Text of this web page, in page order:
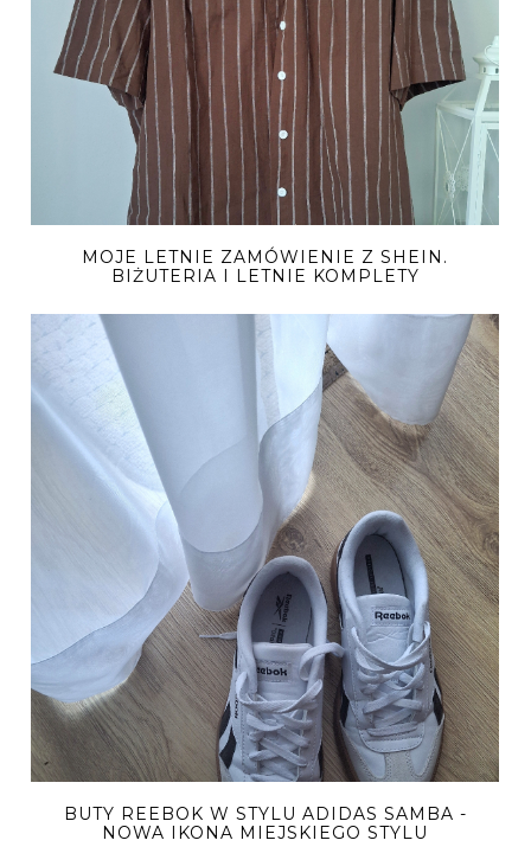
MOJE LETNIE ZAMÓWIENIE Z SHEIN.
BIŻUTERIA I LETNIE KOMPLETY
BUTY REEBOK W STYLU ADIDAS SAMBA -
NOWA IKONA MIEJSKIEGO STYLU